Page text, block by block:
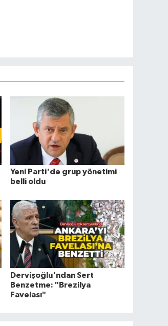
Yeni Parti'de grup yönetimi
belli oldu
Dervişoğlu'ndan Sert
Benzetme: "Brezilya
Favelası"